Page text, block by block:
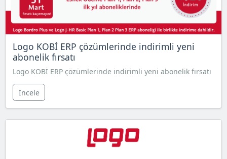
Logo KOBİ ERP çözümlerinde indirimli yeni
abonelik fırsatı
Logo KOBİ ERP çözümlerinde indirimli yeni abonelik fırsatı
İncele